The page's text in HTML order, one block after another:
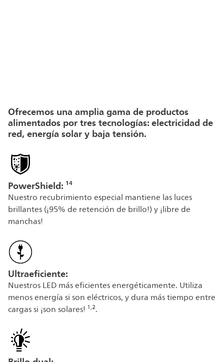
Ofrecemos una amplia gama de productos
alimentados por tres tecnologías: electricidad de
red, energía solar y baja tensión.
PowerShield: ¹⁴
Nuestro recubrimiento especial mantiene las luces
brillantes (¡95% de retención de brillo!) y ¡libre de
manchas!
Ultraeficiente:
Nuestros LED más eficientes energéticamente. Utiliza
menos energía si son eléctricos, y dura más tiempo entre
cargas si ¡son solares! 1,2.